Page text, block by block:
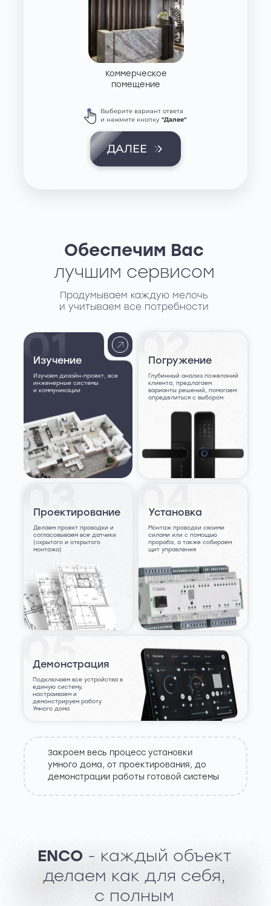
Коммерческое
помещение
Выберите вариант ответа
и нажмите кнопку"Далее"
ДАЛЕЕ
Обеспечим Вас
лучшим сервисом
Изучение
Изучаем дизайн-проект, все
инженерные системы
и коммуникации
Погружение
Глубинный анализ пожеланий
клиента, предлагаем
варианты решений, помогаем
определиться с выбором
Проектирование
Делаем проект проводки и
согласовываем все датчики
(скрытого и открытого
монтажа)
Установка
Монтаж проводки своими
силами или с помощью
прораба, а также собираем
щит управления
Закроем весь процесс установки
умного дома, от проектирования, до
демонстрации работы готовой системы
Продумываем каждую мелочь
и учитываем все потребности
Демонстрация
Подключаем все устройства в
единую систему,
настраиваем и
демонстрируем работу
Умного дома
ENCO - каждый объект
делаем как для себя,
с полным